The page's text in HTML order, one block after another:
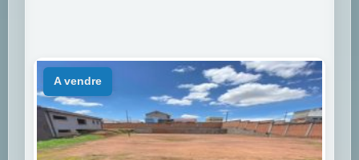
a vendre